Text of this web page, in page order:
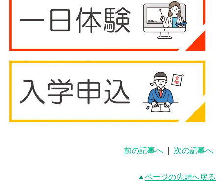
前の記事へ 次の記事へ
ページの先頭へ戻る